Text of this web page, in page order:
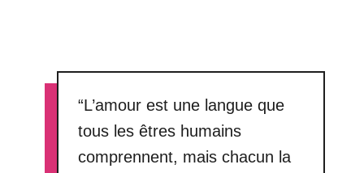
“L’amour est une langue que
tous les êtres humains
comprennent, mais chacun la